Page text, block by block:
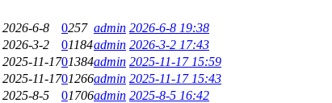
2026-6-8 0257 admin 2026-6-8 19:38
2026-3-2 01184admin 2026-3-2 17:43
2025-11-1701384admin 2025-11-17 15:59
2025-11-1701266admin 2025-11-17 15:43
2025-8-5 01706admin 2025-8-5 16:42